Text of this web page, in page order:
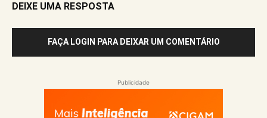
DEIXE UMA RESPOSTA
FAÇA LOGIN PARA DEIXAR UM COMENTÁRIO
Publicidade